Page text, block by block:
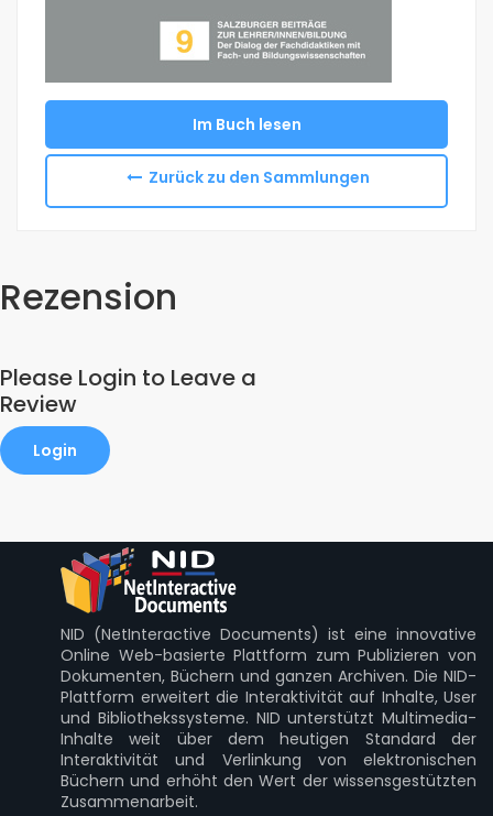
Im Buch lesen
Zurück zu den Sammlungen
Rezension
Please Login to Leave a
Review
Login
NID (NetInteractive Documents) ist eine innovative
Online Web-basierte Plattform zum Publizieren von
Dokumenten, Büchern und ganzen Archiven. Die NID-
Plattform erweitert die Interaktivität auf Inhalte, User
und Bibliothekssysteme. NID unterstützt Multimedia-
Inhalte weit über dem heutigen Standard der
Interaktivität und Verlinkung von elektronischen
Büchern und erhöht den Wert der wissensgestützten
Zusammenarbeit.